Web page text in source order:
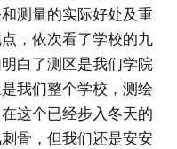
测量的实际好处及重
，依次看了学校的九
白了测区是我们学院
我们整个学校，测绘
这个已经步入冬天的
骨，但我们还是安安